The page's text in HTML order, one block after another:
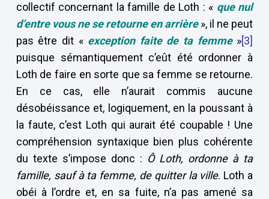
collectif concernant la famille de Loth : « que nul
d’entre vous ne se retourne en arrière», il ne peut
pas être dit « exception faite de ta femme »[3]
puisque sémantiquement c’eût été ordonner à
Loth de faire en sorte que sa femme se retourne.
En ce cas, elle n’aurait commis aucune
désobéissance et, logiquement, en la poussant à
la faute, c’est Loth qui aurait été coupable ! Une
compréhension syntaxique bien plus cohérente
du texte s’impose donc : Ô Loth, ordonne à ta
famille, sauf à ta femme, de quitter la ville. Loth a
obéi à l’ordre et, en sa fuite, n’a pas amené sa